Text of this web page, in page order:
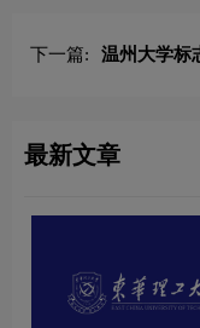
下一篇: 温州大学标
最新文章